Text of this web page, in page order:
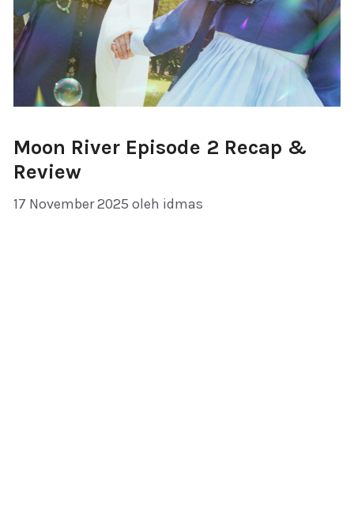
Moon River Episode 2 Recap &
Review
17 November 2025 oleh idmas